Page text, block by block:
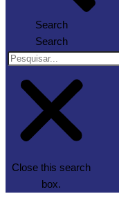
Search
Search
Close this search
box.